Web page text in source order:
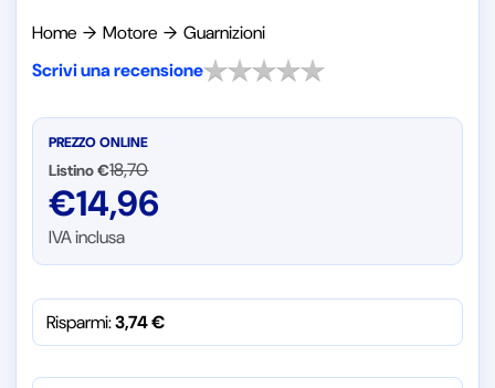
Home → Motore → Guarnizioni
Scrivi una recensione
PREZZO ONLINE
Listino €18,70
€14,96
IVA inclusa
Risparmi:3,74€